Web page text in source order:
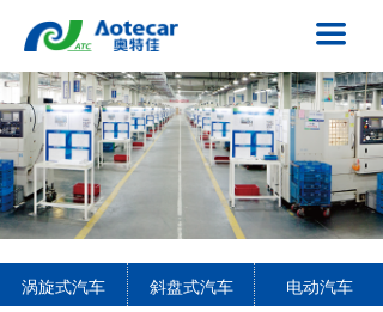
끀
网站首页
关于奥特佳
新闻中心
产业格局
技术创新
投资者关系
涡旋式汽车 斜盘式汽车 电动汽车